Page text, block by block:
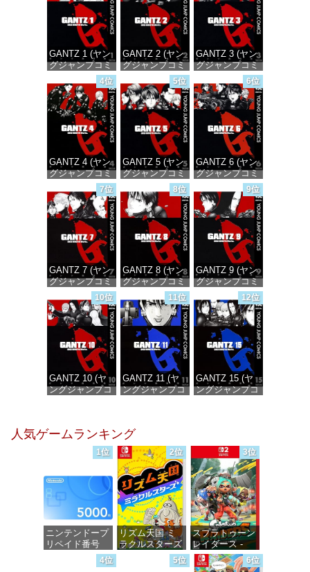
GANTZ 1 (ヤン
グジャンプコミ
ックスDIGITAL)
価格：¥100
GANTZ 2 (ヤン
グジャンプコミ
ックスDIGITAL)
価格：¥100
GANTZ 3 (ヤン
グジャンプコミ
ックスDIGITAL)
価格：¥100
4位
GANTZ 4 (ヤン
グジャンプコミ
ックスDIGITAL)
価格：¥100
5位
GANTZ 5 (ヤン
グジャンプコミ
ックスDIGITAL)
価格：¥100
6位
GANTZ 6 (ヤン
グジャンプコミ
ックスDIGITAL)
価格：¥100
7位
GANTZ 7 (ヤン
グジャンプコミ
ックスDIGITAL)
価格：¥100
8位
GANTZ 8 (ヤン
グジャンプコミ
ックスDIGITAL)
価格：¥100
9位
GANTZ 9 (ヤン
グジャンプコミ
ックスDIGITAL)
価格：¥100
10位
GANTZ 10 (ヤ
ングジャンプコ
価格：¥100
11位
GANTZ 11 (ヤ
ングジャンプコ
12位
GANTZ 15 (ヤ
ングジャンプコ
人気ゲームランキング
1位
ニンテンドープ
リペイド番号
5000円|オンラ
インコード版
2位
リズム天国 ミ
ラクルスターズ
3位
スプラトゥーン
レイダース -
Switch2
4位 5位 6位